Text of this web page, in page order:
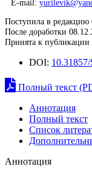
E-mail:
Поступила в редакцию
После доработки
Принята к публикации
DOI:
Полный текст
Аннотация
Полный текст
Список
Аннотация